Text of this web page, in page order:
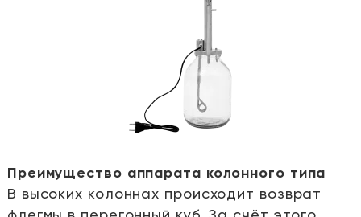
Преимущество аппарата колонного типа
В высоких колоннах происходит возврат